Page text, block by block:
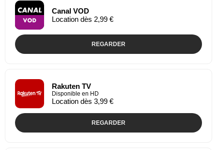
Canal VOD
Location dès 2,99 €
REGARDER
Rakuten TV
Disponible en HD
Location dès 3,99 €
REGARDER